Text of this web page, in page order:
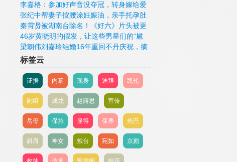
60岁了
李嘉格：参加好声音没夺冠，转身嫁给爱
奇艺总裁，活成了人生赢家
张纪中帮妻子按腰涂妊娠油，亲手托孕肚
很贴心
秦霄贤被湖南台除名！《好六》片头被更
换，本人相关镜头已删除，提早防范风险
46岁黄晓明的假发，让这些男星们的“尴
尬”无所遁形
梁朝伟刘嘉玲结婚16年重回不丹庆祝，摘
下2500万婚戒合照返璞归真
标签云
证据 内幕 现身 迪拜 凯伦
剧组 成龙 赵露思 宣传
岳母 保持 显得 保养 热巴
斜肩 神女 烛台 宛如 京剧